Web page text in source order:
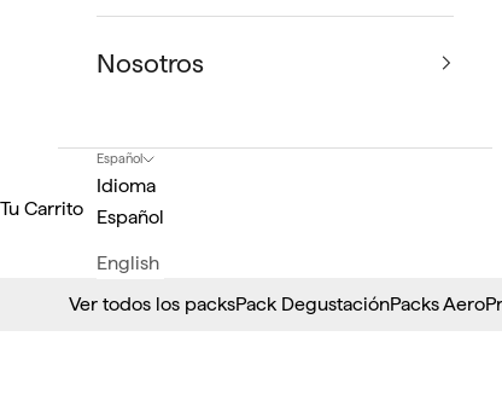
Nosotros
Español
Idioma
Español
English
Tu Carrito
Ver todos los packsPack DegustaciónPacks